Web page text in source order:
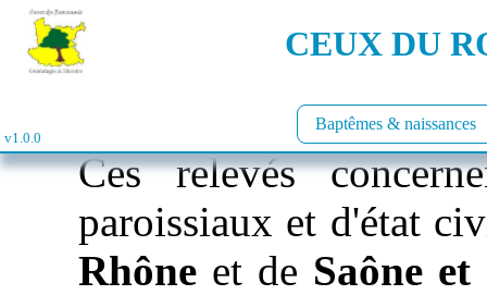
CEUX DU
Baptêmes & naissances
v1.0.0
Ces relevés
paroissiaux et d'état
Rhône et de Saône